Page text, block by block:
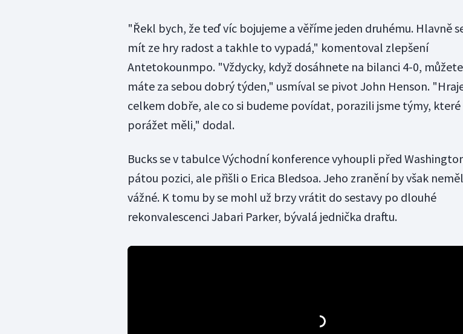
"Řekl bych, že teď víc bojujeme a věříme jeden druhému. Hlavně
mít ze hry radost a takhle to vypadá," komentoval zlepšení
Antetokounmpo. "Vždycky, když dosáhnete na bilanci 4-0,
máte za sebou dobrý týden," usmíval se pivot John Henson.
celkem dobře, ale co si budeme povídat, porazili jsme týmy,
porážet měli," dodal.
Bucks se v tabulce Východní konference vyhoupli před
pátou pozici, ale přišli o Erica Bledsoa. Jeho zranění by však
vážné. K tomu by se mohl už brzy vrátit do sestavy po dlouhé
rekonvalescenci Jabari Parker, bývalá jednička draftu.